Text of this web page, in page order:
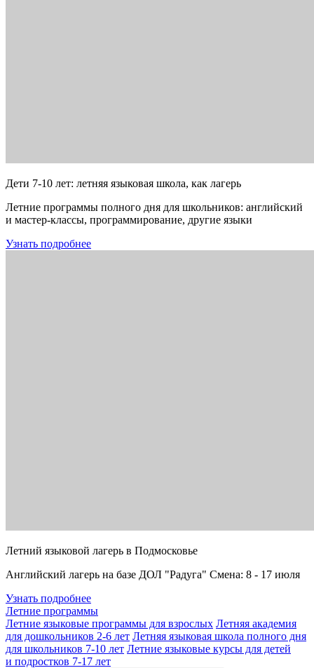
Дети 7-10 лет: летняя языковая школа, как лагерь
Летние программы полного дня для школьников: английский
и мастер-классы, программирование, другие языки
Узнать подробнее
Летний языковой лагерь в Подмосковье
Английский лагерь на базе ДОЛ "Радуга" Смена: 8 - 17 июля
Узнать подробнее
Летние программы
Летние языковые программы для взрослых Летняя академия
для дошкольников 2-6 лет Летняя языковая школа полного дня
для школьников 7-10 лет Летние языковые курсы для детей
и подростков 7-17 лет